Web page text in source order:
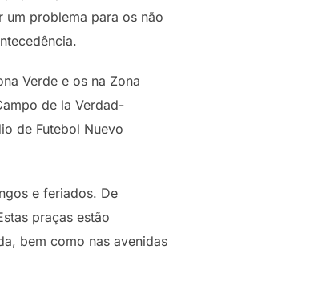
um problema para os não
Verde e os na Zona
de la Verdad-
de Futebol Nuevo
e feriados. De
praças estão
bem como nas avenidas